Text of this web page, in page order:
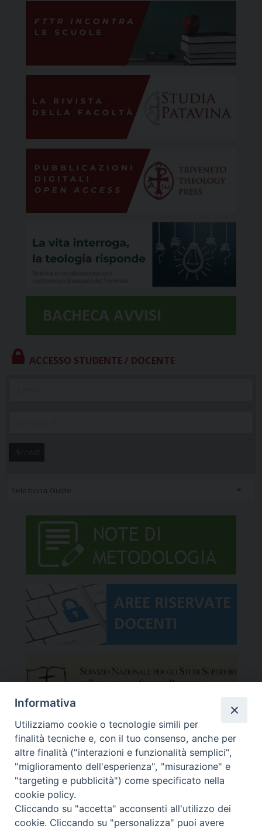
ACCESSO STUDENTE / DOCENTE
Informativa
Utilizziamo cookie o tecnologie simili per
finalità tecniche e, con il tuo consenso, anche per
altre finalità ("interazioni e funzionalità semplici",
"miglioramento dell'esperienza", "misurazione" e
"targeting e pubblicità") come specificato nella
cookie policy.
Cliccando su "accetta" acconsenti all'utilizzo dei
cookie. Cliccando su "personalizza" puoi avere